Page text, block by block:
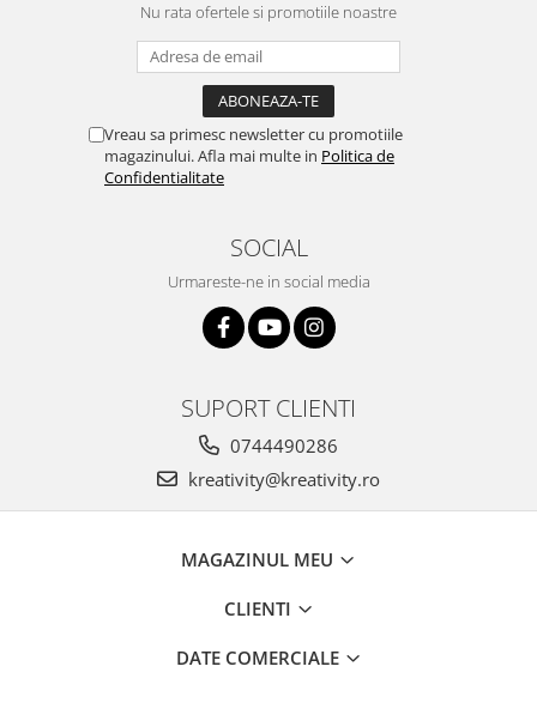
Nu rata ofertele si promotiile noastre
Vreau sa primesc newsletter cu promotiile
magazinului. Afla mai multe in Politica de
Confidentialitate
SOCIAL
Urmareste-ne in social media
SUPORT CLIENTI
0744490286
kreativity@kreativity.ro
MAGAZINUL MEU
CLIENTI
DATE COMERCIALE